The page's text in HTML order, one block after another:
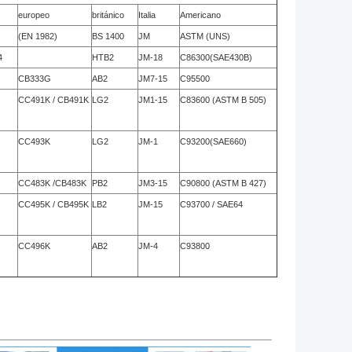
europeo británico Italia Americano
(EN 1982) BS 1400 JM ASTM (UNS)
HTB2 JM-18 C86300(SAE430B)
CB333G AB2 JM7-15 C95500
CC491K / CB491K LG2 JM1-15 C83600 (ASTM B 505)
CC493K LG2 JM-1 C93200(SAE660)
CC483K /CB483K PB2 JM3-15 C90800 (ASTM B 427)
CC495K / CB495K LB2 JM-15 C93700 / SAE64
CC496K AB2 JM-4 C93800